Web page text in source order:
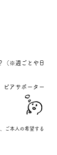
（※週ごとや日
ピアサポーター
ご本人の希望する